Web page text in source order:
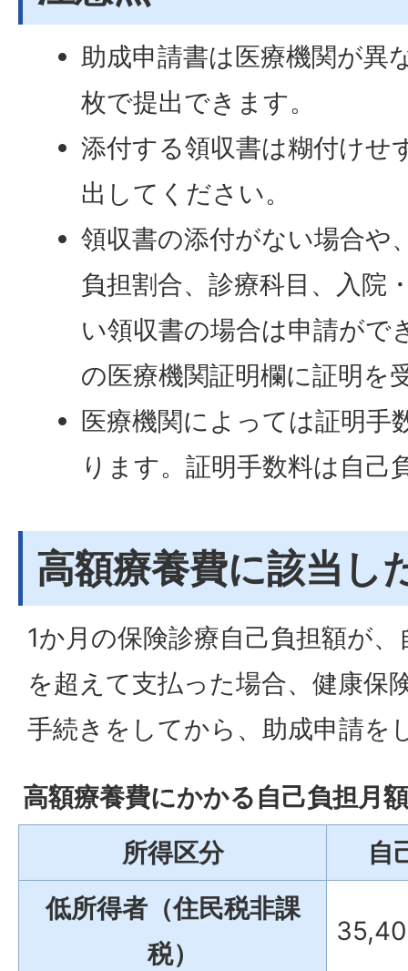
助成申請書は医療機関が異
枚で提出できます。
添付する領収書は糊付けせ
出してください。
領収書の添付がない場合や
負担割合、診療科目、入院
い領収書の場合は申請がで
の医療機関証明欄に証明を
医療機関によっては証明手
ります。証明手数料は自己
高額療養費に該当し
1か月の保険診療自己負担額が
を超えて支払った場合、健康保
手続きをしてから、助成申請を
高額療養費にかかる自己負担月
所得区分
自
低所得者（住民税非課
税）